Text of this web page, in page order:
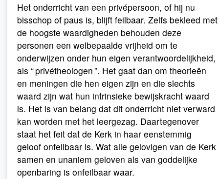
Het onderricht van een privépersoon, of hij nu
bisschop of paus is, blijft feilbaar. Zelfs bekleed met
de hoogste waardigheden behouden deze
personen een welbepaalde vrijheid om te
onderwijzen onder hun eigen verantwoordelijkheid,
als “ privétheologen ”. Het gaat dan om theorieën
en meningen die hen eigen zijn en die slechts
waard zijn wat hun intrinsieke bewijskracht waard
is. Het is van belang dat dit onderricht niet verward
kan worden met het leergezag. Daartegenover
staat het feit dat de Kerk in haar eenstemmig
geloof onfeilbaar is. Wat alle gelovigen van de Kerk
samen en unaniem geloven als van goddelijke
openbaring is onfeilbaar waar.